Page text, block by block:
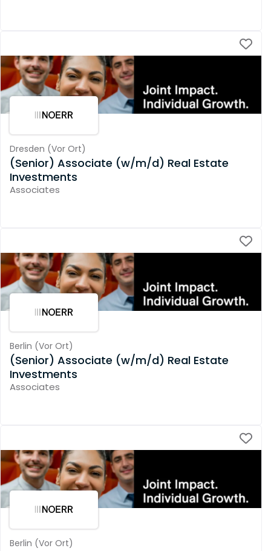
Dresden (Vor Ort)
(Senior) Associate (w/m/d) Real Estate
Investments
Associates
Berlin (Vor Ort)
(Senior) Associate (w/m/d) Real Estate
Investments
Associates
Berlin (Vor Ort)